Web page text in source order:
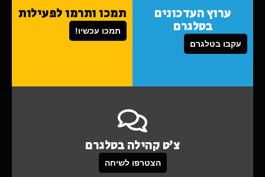
ערוץ העדכונים
בטלגרם
עקבו בטלגרם
תמכו ותרמו לפעילות
תמכו עכשיו!
צ'ט קהילה בטלגרם
הצטרפו לשיחה